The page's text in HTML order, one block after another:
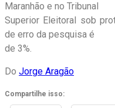
Maranhão e no Tribunal
Superior Eleitoral sob
de erro da pesquisa é
de 3%.
Do Jorge Aragão
Compartilhe isso: